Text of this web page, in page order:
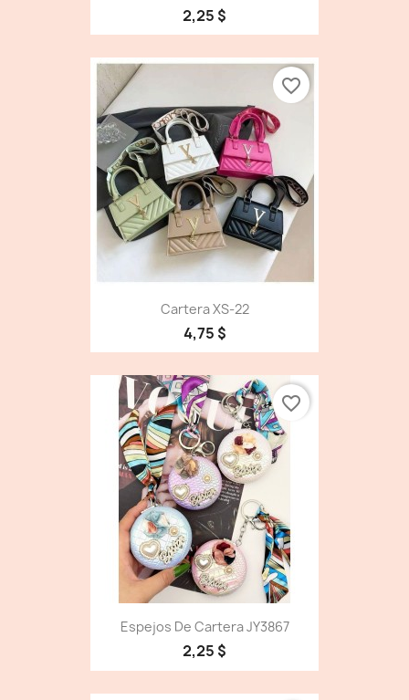
2,25 $
Cartera XS-22
4,75 $
favorite_border
Espejos De Cartera JY3867
2,25 $
favorite_border